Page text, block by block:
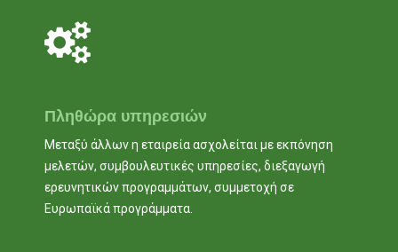
Πληθώρα υπηρεσιών
Μεταξύ άλλων η εταιρεία ασχολείται με εκπόνηση
μελετών, συμβουλευτικές υπηρεσίες, διεξαγωγή
ερευνητικών προγραμμάτων, συμμετοχή σε
Ευρωπαϊκά προγράμματα.